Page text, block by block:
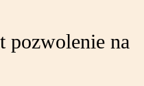
pozwolenie na